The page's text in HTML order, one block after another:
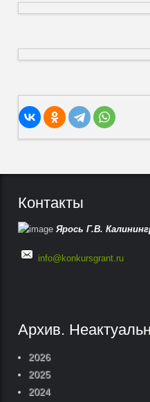
Контакты
Ярось Г.В.
info@konkursgrant.ru
Архив.
2026
2025
2024